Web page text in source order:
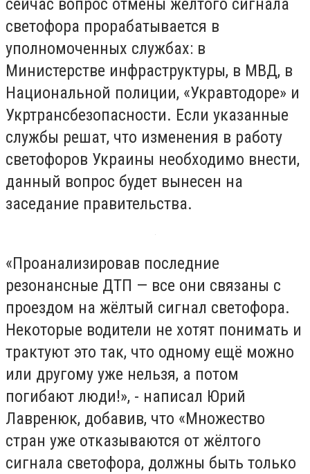
сейчас вопрос отмены жёлтого сигнала
светофора прорабатывается в
уполномоченных службах: в
Министерстве инфраструктуры, в МВД, в
Национальной полиции, «Укравтодоре» и
Укртрансбезопасности. Если указанные
службы решат, что изменения в работу
светофоров Украины необходимо внести,
данный вопрос будет вынесен на
заседание правительства.
«Проанализировав последние
резонансные ДТП — все они связаны с
проездом на жёлтый сигнал светофора.
Некоторые водители не хотят понимать и
трактуют это так, что одному ещё можно
или другому уже нельзя, а потом
погибают люди!», - написал Юрий
Лавренюк, добавив, что «Множество
стран уже отказываются от жёлтого
сигнала светофора, должны быть только